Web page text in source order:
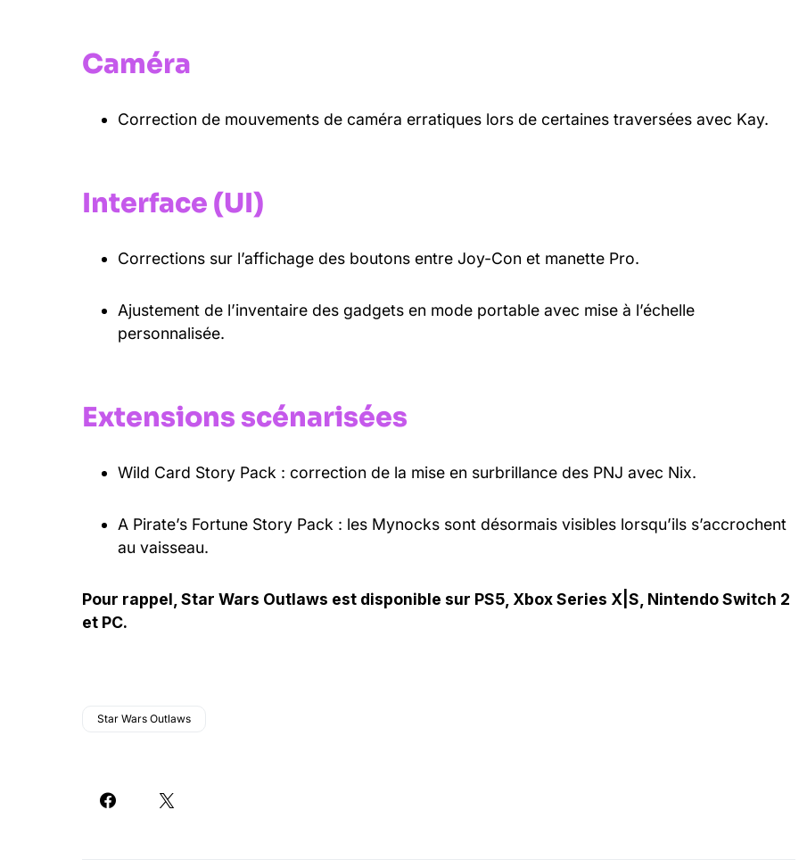
Caméra
Correction de mouvements de caméra erratiques lors de certaines traversées avec Kay.
Interface (UI)
Corrections sur l’affichage des boutons entre Joy-Con et manette Pro.
Ajustement de l’inventaire des gadgets en mode portable avec mise à l’échelle
personnalisée.
Extensions scénarisées
Wild Card Story Pack : correction de la mise en surbrillance des PNJ avec Nix.
A Pirate’s Fortune Story Pack : les Mynocks sont désormais visibles lorsqu’ils s’accrochent
au vaisseau.
Pour rappel, Star Wars Outlaws est disponible sur PS5, Xbox Series X|S, Nintendo Switch 2
et PC.
Star Wars Outlaws